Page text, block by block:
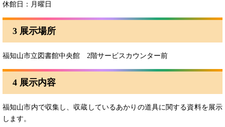
休館日：月曜日
3 展示場所
福知山市立図書館中央館 2階サービスカウンター前
4 展示内容
福知山市内で収集し、収蔵しているあかりの道具に関する資料を展示
します。